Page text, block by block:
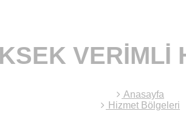
VERIMLI
Anasayfa
Hizmet Bölgeleri